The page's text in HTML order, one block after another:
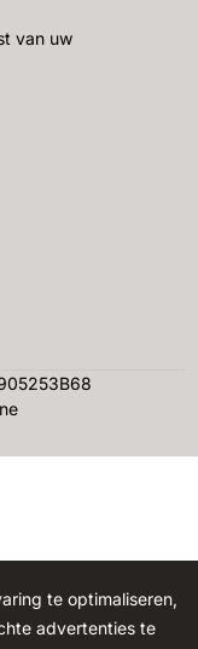
van uw
te optimaliseren,
advertenties te